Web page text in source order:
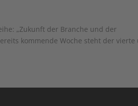
„Zukunft der Branche und der
kommende Woche steht der vierte